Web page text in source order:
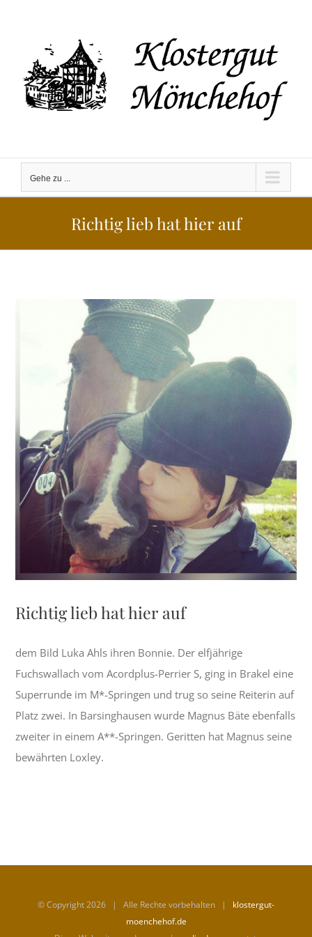
Gehe zu ...
Richtig lieb hat hier auf
Richtig lieb hat hier auf
dem Bild Luka Ahls ihren Bonnie. Der elfjährige
Fuchswallach vom Acordplus-Perrier S, ging in Brakel eine
Superrunde im M*-Springen und trug so seine Reiterin auf
Platz zwei. In Barsinghausen wurde Magnus Bäte ebenfalls
zweiter in einem A**-Springen. Geritten hat Magnus seine
bewährten Loxley.
© Copyright2026 | Alle Rechte vorbehalten | klostergut-
moenchehof.de